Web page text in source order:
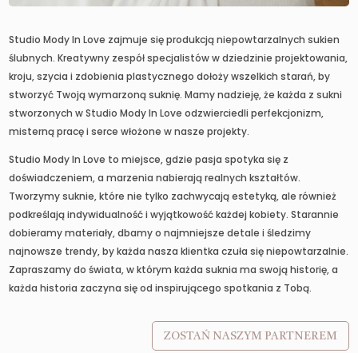
Studio Mody In Love zajmuje się produkcją niepowtarzalnych sukien
ślubnych. Kreatywny zespół specjalistów w dziedzinie projektowania,
kroju, szycia i zdobienia plastycznego dołoży wszelkich starań, by
stworzyć Twoją wymarzoną suknię. Mamy nadzieję, że każda z sukni
stworzonych w Studio Mody In Love odzwierciedli perfekcjonizm,
misterną pracę i serce włożone w nasze projekty.
Studio Mody In Love to miejsce, gdzie pasja spotyka się z
doświadczeniem, a marzenia nabierają realnych kształtów.
Tworzymy suknie, które nie tylko zachwycają estetyką, ale również
podkreślają indywidualność i wyjątkowość każdej kobiety. Starannie
dobieramy materiały, dbamy o najmniejsze detale i śledzimy
najnowsze trendy, by każda nasza klientka czuła się niepowtarzalnie.
Zapraszamy do świata, w którym każda suknia ma swoją historię, a
każda historia zaczyna się od inspirującego spotkania z Tobą.
ZOSTAŃ NASZYM PARTNEREM